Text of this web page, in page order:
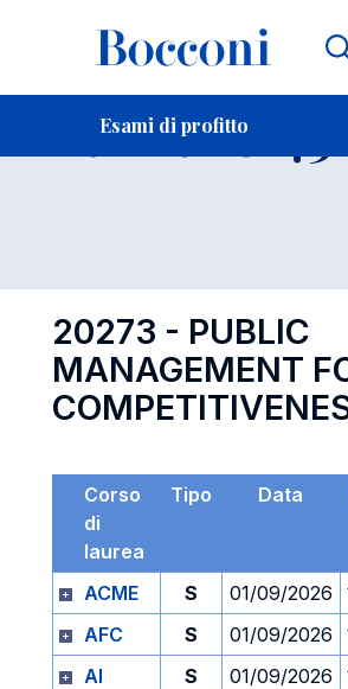
Esami di profitto
Esame 20273
20273 - PUBLIC
MANAGEMENT
Corso
di
laurea
Tipo Data
ACME S 01/09/2026
AFC
S 01/09/2026
AI
S 01/09/2026